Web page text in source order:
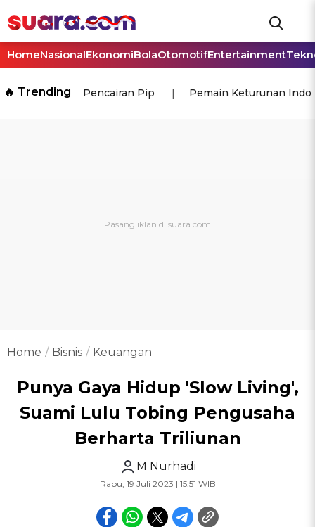
HomeNasionalEkonomiBolaOtomotifEntertainment
🔥 Trending Pencairan Pip Pemain Keturunan
Home Bisnis Keuangan
Punya Gaya Hidup 'Slow Living',
Suami Lulu Tobing Pengusaha
Berharta Triliunan
M Nurhadi
Rabu, 19 Juli 2023 | 15:51 WIB